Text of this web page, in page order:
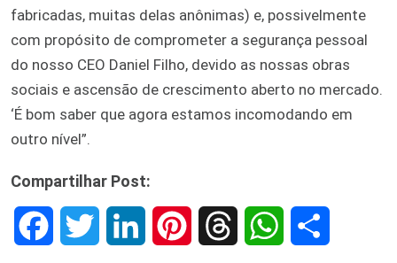
fabricadas, muitas delas anônimas) e, possivelmente
com propósito de comprometer a segurança pessoal
do nosso CEO Daniel Filho, devido as nossas obras
sociais e ascensão de crescimento aberto no mercado.
‘É bom saber que agora estamos incomodando em
outro nível”.
Compartilhar Post: